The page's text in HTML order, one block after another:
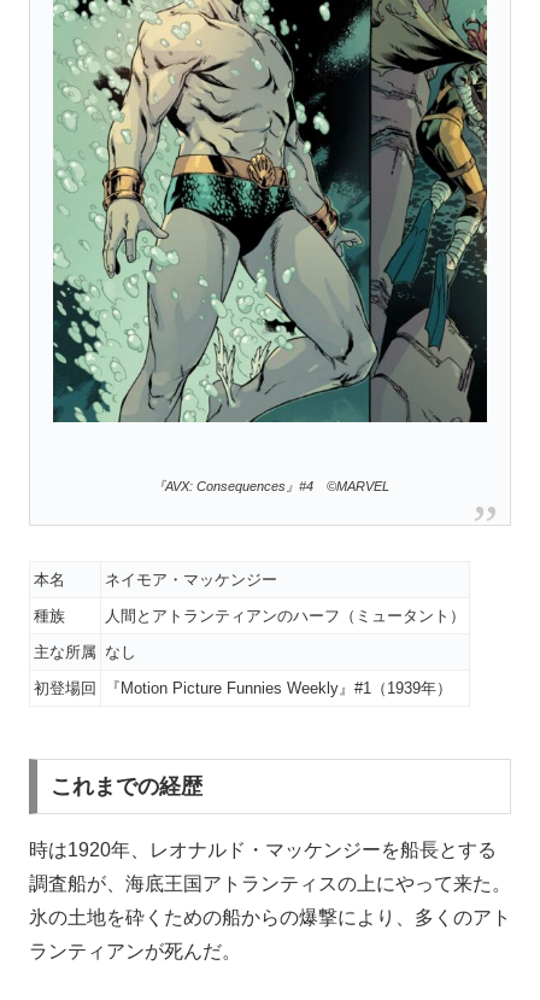
『AVX: Consequences』#4 ©MARVEL
本名
ネイモア・マッケンジー
種族
人間とアトランティアンのハーフ（ミュータント）
主な所属 なし
初登場回
『Motion Picture Funnies Weekly』#1（1939年）
これまでの経歴
時は1920年、レオナルド・マッケンジーを船長とする
調査船が、海底王国アトランティスの上にやって来た。
氷の土地を砕くための船からの爆撃により、多くのアト
ランティアンが死んだ。